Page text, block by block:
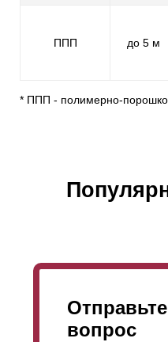
ППП до 5 м
* ППП - полимерно-
вопрос